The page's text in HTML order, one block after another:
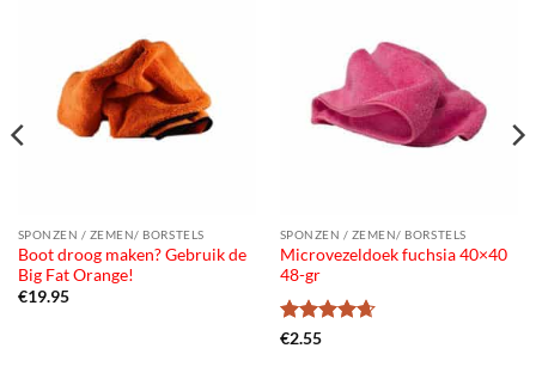
SPONZEN / ZEMEN/ BORSTELS
Boot droog maken? Gebruik de
Big Fat Orange!
€19.95
SPONZEN / ZEMEN/ BORSTELS
Microvezeldoek fuchsia 40×40
48-gr
Gewaardeerd
€2.55